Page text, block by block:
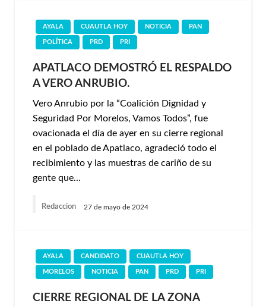
AYALA CUAUTLA HOY NOTICIA PAN
POLÍTICA PRD PRI
APATLACO DEMOSTRÓ EL RESPALDO
A VERO ANRUBIO.
Vero Anrubio por la “Coalición Dignidad y
Seguridad Por Morelos, Vamos Todos”, fue
ovacionada el día de ayer en su cierre regional
en el poblado de Apatlaco, agradeció todo el
recibimiento y las muestras de cariño de su
gente que…
Redaccion 27 de mayo de 2024
AYALA CANDIDATO CUAUTLA HOY
MORELOS NOTICIA PAN PRD PRI
CIERRE REGIONAL DE LA ZONA